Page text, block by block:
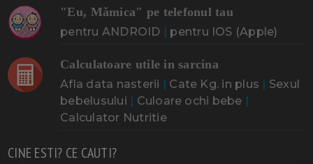
"Eu, Mămica" pe telefonul tau
pentru ANDROID | pentru IOS (Apple)
Calculatoare utile in sarcina
Afla data nasterii | Cate Kg. in plus | Sexul
bebelusului | Culoare ochi bebe |
Calculator Nutritie
CINE ESTI? CE CAUTI?